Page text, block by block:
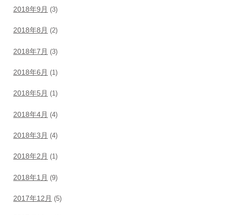
2018年9月 (3)
2018年8月 (2)
2018年7月 (3)
2018年6月 (1)
2018年5月 (1)
2018年4月 (4)
2018年3月 (4)
2018年2月 (1)
2018年1月 (9)
2017年12月 (5)